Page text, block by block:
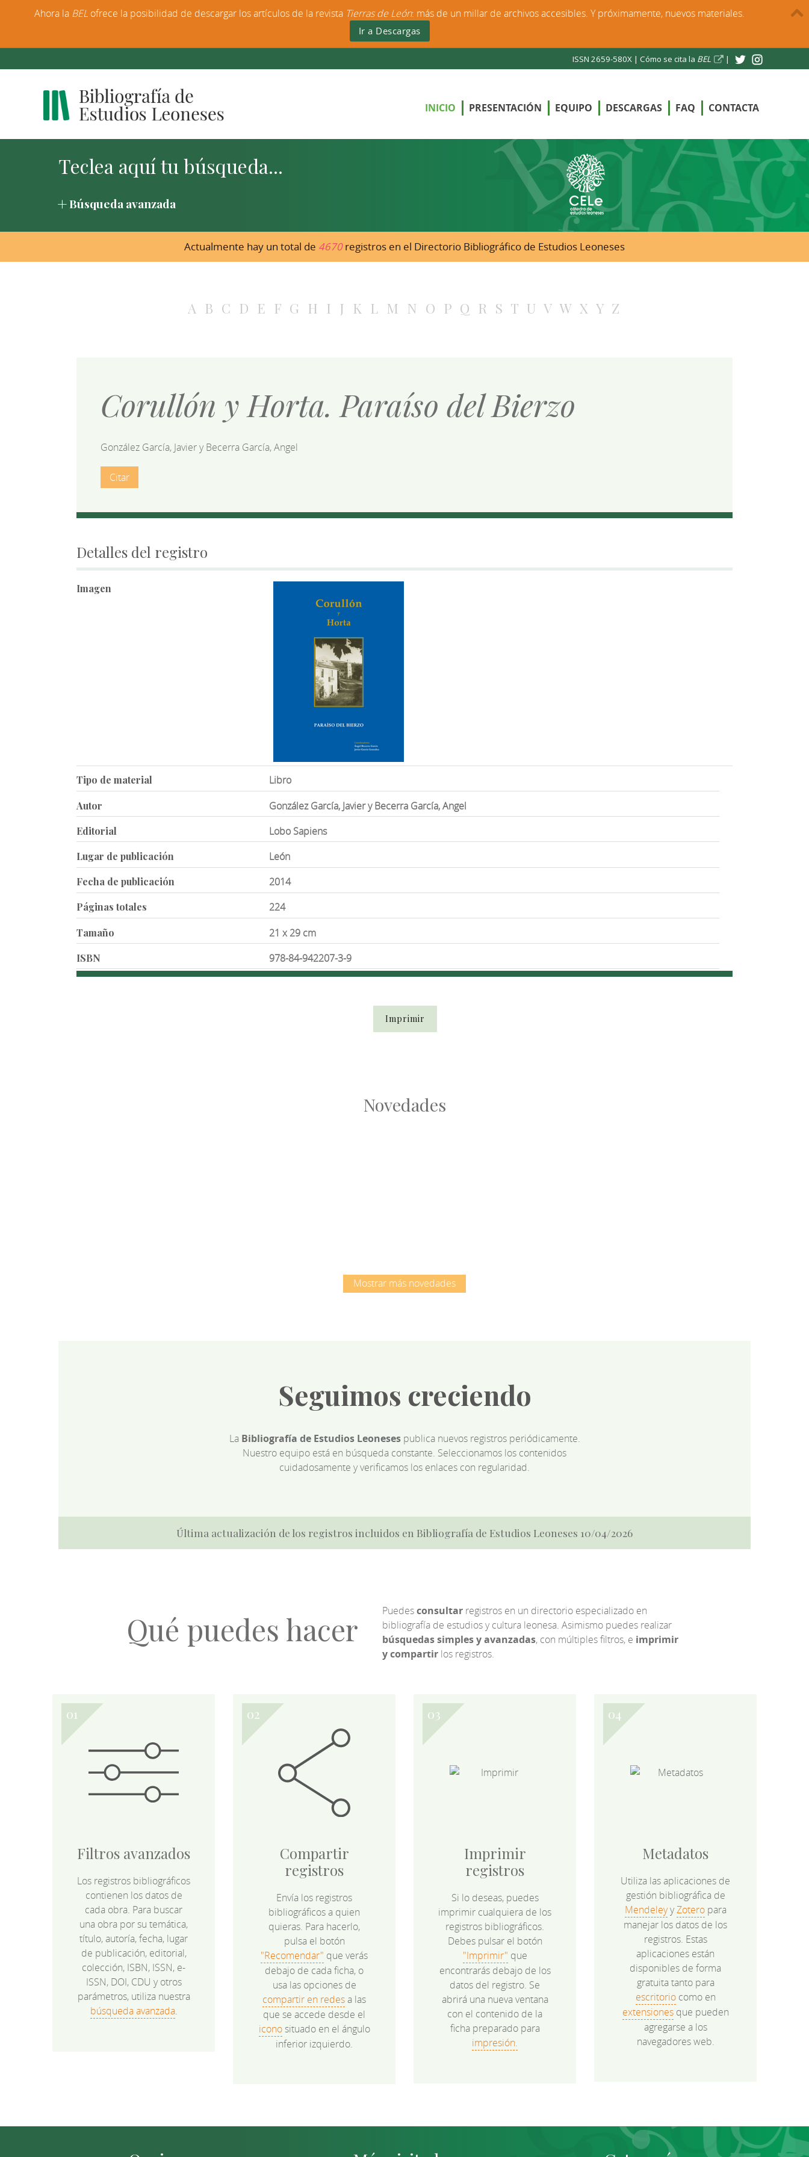
ISSN 2659-580X | Cómo se cita la BEL |
INICIO PRESENTACIÓN EQUIPO DESCARGAS FAQ CONTACTA
Búsqueda avanzada
Actualmente hay un total de 4670registros en el Directorio Bibliográfico de Estudios Leoneses
A B C D E F G H I J K L M N O P Q R S T U V W X Y Z
Corullón y Horta. Paraíso del Bierzo
González García, Javier y Becerra García, Angel
Citar
Detalles del registro
Imagen
Tipo de material Libro
Autor González García, Javier y Becerra García, Angel
Editorial Lobo Sapiens
Lugar de publicación León
Fecha de publicación 2014
Páginas totales 224
Tamaño 21 x 29 cm
ISBN 978-84-942207-3-9
Imprimir
Novedades
Mostrar más novedades
Seguimos creciendo
La Bibliografía de Estudios Leonesespublica nuevos registros periódicamente.
Nuestro equipo está en búsqueda constante. Seleccionamos los contenidos
cuidadosamente y verificamos los enlaces con regularidad.
Última actualización de los registros incluidos en Bibliografía de Estudios Leoneses 10/04/2026
Qué puedes hacer Puedesconsultarregistros en un directorio especializado en
bibliografía de estudios y cultura leonesa. Asimismo puedes realizar
búsquedas simples y avanzadas, con múltiples filtros, e imprimir
y compartirlos registros.
Filtros avanzados
Los registros bibliográficos
contienen los datos de
cada obra. Para buscar
una obra por su temática,
título, autoría, fecha, lugar
de publicación, editorial,
colección, ISBN, ISSN, e-
ISSN, DOI, CDU y otros
parámetros, utiliza nuestra
búsqueda avanzada.
Compartir
registros
Envía los registros
bibliográficos a quien
quieras. Para hacerlo,
pulsa el botón
"Recomendar" que verás
debajo de cada ficha, o
usa las opciones de
compartir en redesa las
que se accede desde el
iconosituado en el ángulo
inferior izquierdo.
Imprimir
registros
Si lo deseas, puedes
imprimir cualquiera de los
registros bibliográficos.
Debes pulsar el botón
"Imprimir" que
encontrarás debajo de los
datos del registro. Se
abrirá una nueva ventana
con el contenido de la
ficha preparado para
impresión.
Metadatos
Utiliza las aplicaciones de
gestión bibliográfica de
MendeleyyZoteropara
manejar los datos de los
registros. Estas
aplicaciones están
disponibles de forma
gratuita tanto para
escritoriocomo en
extensionesque pueden
agregarse a los
navegadores web.
Ahora la BEL ofrece la posibilidad de descargar los artículos de la revista Tierras de León: más de un millar de archivos accesibles. Y próximamente, nuevos materiales.
Ir a Descargas